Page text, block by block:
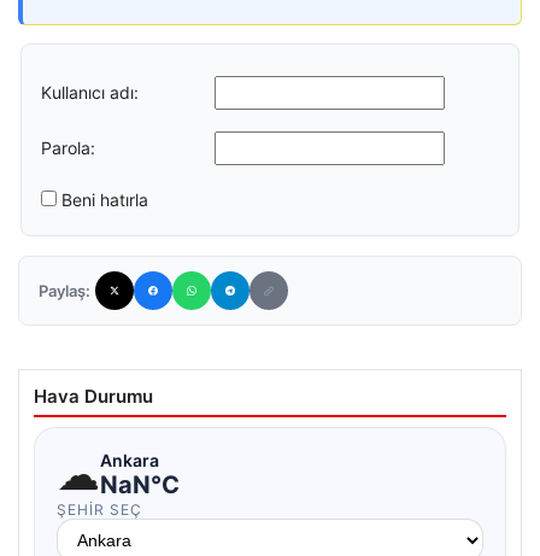
Kullanıcı adı:
Parola:
Beni hatırla
Paylaş:
Hava Durumu
☁Ankara
NaN°C
ŞEHIR SEÇ